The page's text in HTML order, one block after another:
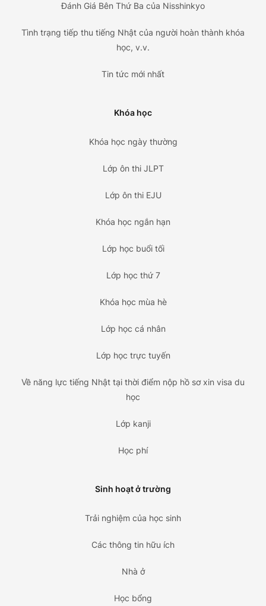
Đánh Giá Bên Thứ Ba của Nisshinkyo
Tình trạng tiếp thu tiếng Nhật của người hoàn thành khóa
học, v.v.
Tin tức mới nhất
Khóa học
Khóa học ngày thường
Lớp ôn thi JLPT
Lớp ôn thi EJU
Khóa học ngắn hạn
Lớp học buổi tối
Lớp học thứ 7
Khóa học mùa hè
Lớp học cá nhân
Lớp học trực tuyến
Về năng lực tiếng Nhật tại thời điểm nộp hồ sơ xin visa du
học
Lớp kanji
Học phí
Sinh hoạt ở trường
Trải nghiệm của học sinh
Các thông tin hữu ích
Nhà ở
Học bổng